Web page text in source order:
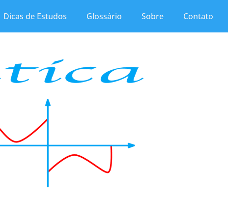
Dicas de Estudos Glossário Sobre Contato